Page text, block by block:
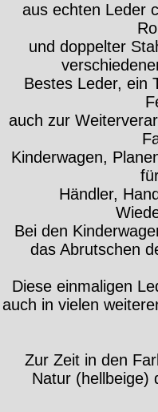
aus echten Leder
und doppelter
Bestes Leder, ein
auch zur
Kinderwagen,
Händler,
Bei den
das Abrutschen
Diese einmaligen
auch in vielen
Zur Zeit in den
Natur (hellbeige)